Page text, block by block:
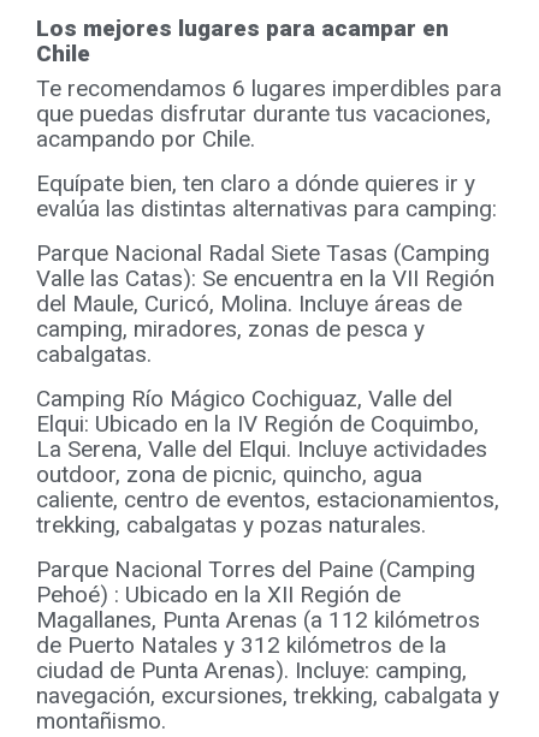
Los mejores lugares para acampar en
Chile
Te recomendamos 6 lugares imperdibles para
que puedas disfrutar durante tus vacaciones,
acampando por Chile.
Equípate bien, ten claro a dónde quieres ir y
evalúa las distintas alternativas para camping:
Parque Nacional Radal Siete Tasas (Camping
Valle las Catas): Se encuentra en la VII Región
del Maule, Curicó, Molina. Incluye áreas de
camping, miradores, zonas de pesca y
cabalgatas.
Camping Río Mágico Cochiguaz, Valle del
Elqui: Ubicado en la IV Región de Coquimbo,
La Serena, Valle del Elqui. Incluye actividades
outdoor, zona de picnic, quincho, agua
caliente, centro de eventos, estacionamientos,
trekking, cabalgatas y pozas naturales.
Parque Nacional Torres del Paine (Camping
Pehoé) : Ubicado en la XII Región de
Magallanes, Punta Arenas (a 112 kilómetros
de Puerto Natales y 312 kilómetros de la
ciudad de Punta Arenas). Incluye: camping,
navegación, excursiones, trekking, cabalgata y
montañismo.